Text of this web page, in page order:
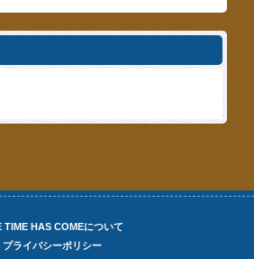
TIME HAS COMEについて
プライバシーポリシー